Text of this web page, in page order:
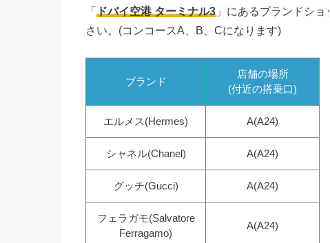
「 ドバイ空港 ターミナル3 」にあるブランドシ
さい。(コンコースA、B、Cになります)
ブランド
店舗の場所
(付近の搭乗口)
エルメス(Hermes) A(A24)
シャネル(Chanel) A(A24)
グッチ(Gucci) A(A24)
フェラガモ(Salvatore
Ferragamo)
A(A24)